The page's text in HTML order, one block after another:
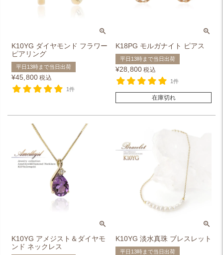
K10YG ダイヤモンド フラワー
ピアリング
平日13時まで当日出荷
¥45,800 税込
1件
K18PG モルガナイト ピアス
平日13時まで当日出荷
¥28,800 税込
1件
在庫切れ
K10YG アメジスト＆ダイヤモ
ンド ネックレス
K10YG 淡水真珠 ブレスレット
平日13時まで当日出荷